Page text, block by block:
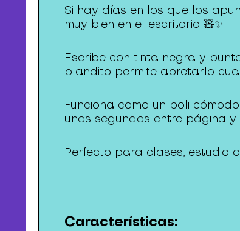
Si hay días en los que los
muy bien en el escritorio 🧸✨
Escribe con tinta negra y
blandito permite apretarlo
Funciona como un boli
unos segundos entre página
Perfecto para clases, estudio
Características: